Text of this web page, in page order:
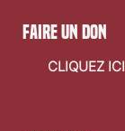
faire un don
CLIQUEZ ICI